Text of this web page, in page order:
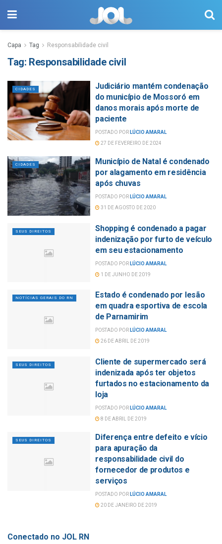
Capa Tag Responsabilidade civil
Tag: Responsabilidade civil
CIDADES
Judiciário mantém condenação
do município de Mossoró em
danos morais após morte de
paciente
POSTADO POR LÚCIO AMARAL
27 DE FEVEREIRO DE 2024
CIDADES
Município de Natal é condenado
por alagamento em residência
após chuvas
POSTADO POR LÚCIO AMARAL
31 DE AGOSTO DE 2020
SEUS DIREITOS
Shopping é condenado a pagar
indenização por furto de veículo
em seu estacionamento
POSTADO POR LÚCIO AMARAL
1 DE JUNHO DE 2019
NOTÍCIAS GERAIS DO RN
Estado é condenado por lesão
em quadra esportiva de escola
de Parnamirim
POSTADO POR LÚCIO AMARAL
26 DE ABRIL DE 2019
SEUS DIREITOS
Cliente de supermercado será
indenizada após ter objetos
furtados no estacionamento da
loja
POSTADO POR LÚCIO AMARAL
8 DE ABRIL DE 2019
SEUS DIREITOS
Diferença entre defeito e vício
para apuração da
responsabilidade civil do
fornecedor de produtos e
serviços
POSTADO POR LÚCIO AMARAL
20 DE JANEIRO DE 2019
Conectado no JOL RN